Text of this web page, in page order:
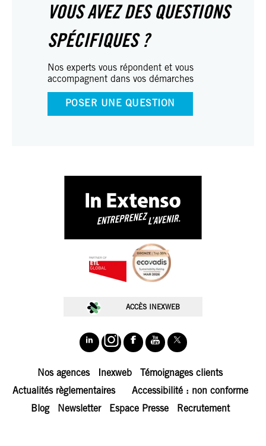
VOUS AVEZ DES QUESTIONS
SPÉCIFIQUES ?
Nos experts vous répondent et vous
accompagnent dans vos démarches
POSER UNE QUESTION
ACCÈS INEXWEB
Nos agences Inexweb
Témoignages clients
Actualités règlementaires
Accessibilité : non conforme
Blog
Newsletter Espace Presse Recrutement